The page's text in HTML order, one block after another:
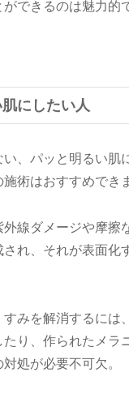
できるのは魅力的
にしたい人
い、パッと明るい肌
施術はおすすめでき
外線ダメージや摩擦
され、それが表面化
みを解消するには
り、作られたメラ
処が必要不可欠。